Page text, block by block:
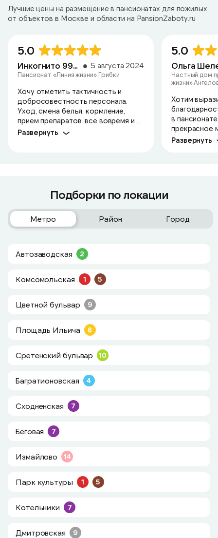
Лучшие цены на размещение в пансионатах для пожилых
от объектов в Москве и области на PansionZaboty.ru
5.0
Инкогнито 9924 5 августа 2024
Пансионат «Линия жизни» Грибки
Хочу отметить тактичность и
добросовестность персонала.
Уход, смена белья, кормление,
прием препаратов, все вовремя и ...
Развернуть
5.0
Частный дом
жизни»
Хотим
в
прекрасное
Развернуть
Подборки по локации
Метро Район Город
Автозаводская 2
Комсомольская 1 5
Цветной бульвар 9
Площадь Ильича 8
Сретенский бульвар 10
Багратионовская 4
Сходненская 7
Беговая 7
Измайлово 14
Парк культуры 1 5
Котельники 7
Дмитровская 9